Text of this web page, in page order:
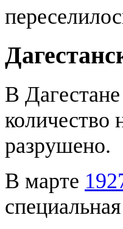
В
количество
разрушено.
В марте